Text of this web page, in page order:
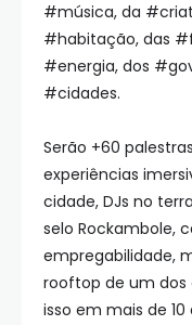
#música, da
#habitação, das
#energia, dos
#cidades.
Serão +60
experiências
cidade, DJs no
selo Rockambole,
empregabilidade,
rooftop de um dos
isso em mais de